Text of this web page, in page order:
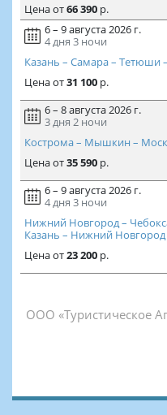
Ценаот66 390р.
6 – 9 августа 2026 г.
4 дня 3 ночи
Казань – Самара – Тетюши
Ценаот31 100р.
6 – 8 августа 2026 г.
3 дня 2 ночи
Кострома – Мышкин –
Ценаот35 590р.
6 – 9 августа 2026 г.
4 дня 3 ночи
Нижний Новгород –
Казань – Нижний Новгород
Ценаот23 200р.
ООО «Туристическое